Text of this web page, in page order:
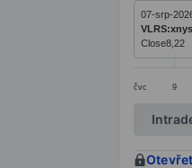
čvc 9
07-srp-
VLRS:xnys
Close8,22
End of